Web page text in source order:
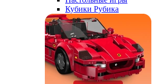
Кубики Рубика